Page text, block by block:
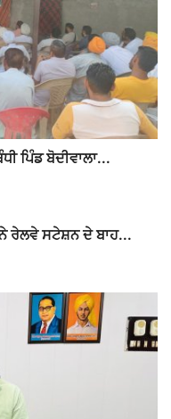
ਪਿੰਡ ਬੋਦੀਵਾਲਾ...
ਰੇਲਵੇ ਸਟੇਸ਼ਨ ਦੇ ਬਾਹ...